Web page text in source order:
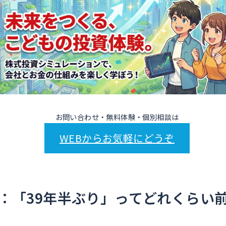
お問い合わせ・無料体験・個別相談は
WEBからお気軽にどうぞ
「39年半ぶり」ってどれくらい